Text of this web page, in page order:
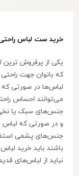
خرید ست لباس راحتی
یکی از پرفروش ترین
که بانوان جهت
لباس‌ها در صورتی که
می‌توانند احساس
جنس‌های سبک یا
و در صورتی که لباس
جنس‌های پشمی
باشند باید خرید
نباید از لباس‌های